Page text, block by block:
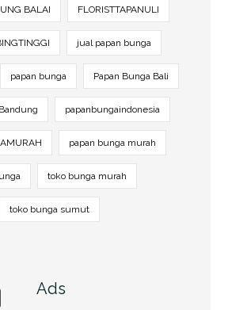
BALAI FLORISTTAPANULI
jual papan bunga
papan bunga Papan Bunga Bali
papanbungaindonesia
papan bunga murah
toko bunga murah
toko bunga sumut
Ads